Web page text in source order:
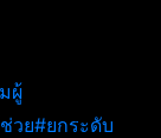
ผู้
วย#ยกระดับ